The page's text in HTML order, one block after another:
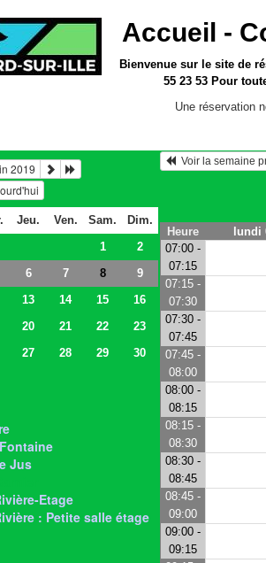
Accueil -
Bienvenue sur le sitede
55 23 53 Pour
Une réservation
2019
Jeu. Ven. Sam.
Dim.
1
2
6 7 8
9
13 14 15
16
20 21 22
23
27 28 29 30
Jus
Etage
: Petite salle étage
Voir la semaine
Heure lundi
07:00 -
07:15
07:15 -
07:30
07:30 -
07:45
07:45 -
08:00
08:00 -
08:15
08:15 -
08:30
08:30 -
08:45
08:45 -
09:00
09:00 -
09:15